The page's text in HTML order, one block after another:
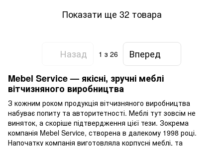
Показати ще 32 товара
Назад 1 з 26
Вперед
Mebel Service — якісні, зручні меблі
вітчизняного виробництва
З кожним роком продукція вітчизняного виробництва
набуває попиту та авторитетності. Меблі тут зовсім не
виняток, а скоріше підтвердження цієї тези. Зокрема
компанія Mebel Service, створена в далекому 1998 році.
Напочатку компанія виготовляла корпусні меблі, та